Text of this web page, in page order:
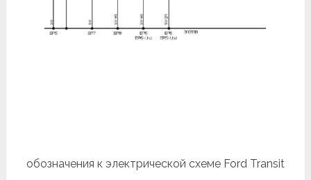
обозначения к электрической схеме Ford Transit